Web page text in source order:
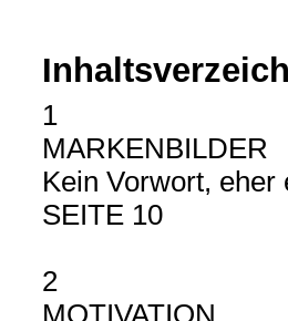
1
MARKENBILDER
Kein Vorwort, eher
SEITE 10
2
MOTIVATION